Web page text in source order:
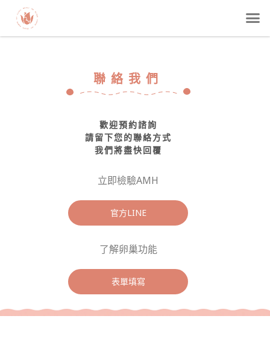
聯絡我們
歡迎預約諮詢
請留下您的聯絡方式
我們將盡快回覆
立即檢驗AMH
官方LINE
了解卵巢功能
表單填寫